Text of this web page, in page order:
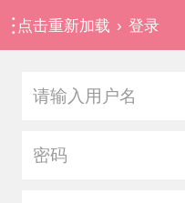
点击重新加载 › 登录